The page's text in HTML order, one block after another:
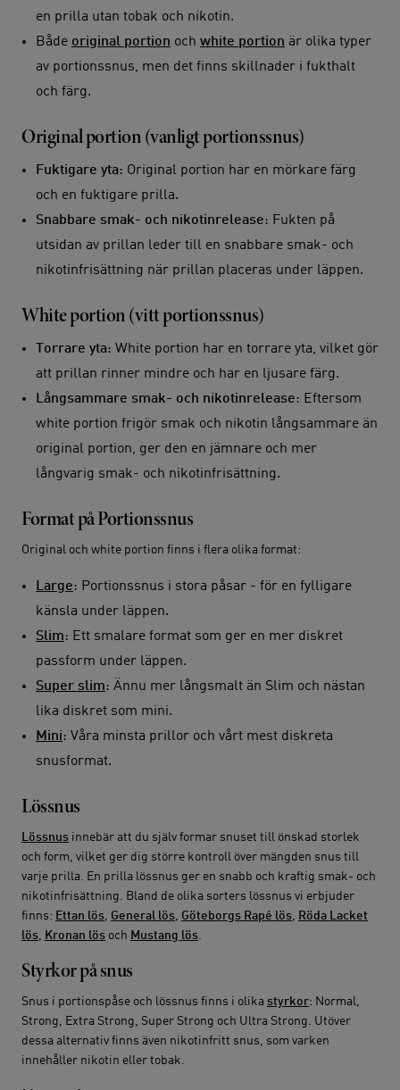
en prilla utan tobak och nikotin.
Både original portion och white portion är olika typer
av portionssnus, men det finns skillnader i fukthalt
och färg.
Original portion (vanligt portionssnus)
Fuktigare yta: Original portion har en mörkare färg
och en fuktigare prilla.
Snabbare smak- och nikotinrelease: Fukten på
utsidan av prillan leder till en snabbare smak- och
nikotinfrisättning när prillan placeras under läppen.
White portion (vitt portionssnus)
Torrare yta: White portion har en torrare yta, vilket gör
att prillan rinner mindre och har en ljusare färg.
Långsammare smak- och nikotinrelease: Eftersom
white portion frigör smak och nikotin långsammare än
original portion, ger den en jämnare och mer
långvarig smak- och nikotinfrisättning.
Format på Portionssnus
Original och white portion finns i flera olika format:
Large: Portionssnus i stora påsar - för en fylligare
känsla under läppen.
Slim: Ett smalare format som ger en mer diskret
passform under läppen.
Super slim: Ännu mer långsmalt än Slim och nästan
lika diskret som mini.
Mini: Våra minsta prillor och vårt mest diskreta
snusformat.
Lössnus
Lössnus innebär att du själv formar snuset till önskad storlek
och form, vilket ger dig större kontroll över mängden snus till
varje prilla. En prilla lössnus ger en snabb och kraftig smak- och
nikotinfrisättning. Bland de olika sorters lössnus vi erbjuder
finns: Ettan lös General lös Göteborgs Rapé lös
Röda Lacket
lös
Kronan lös och Mustang lös
Styrkor på snus
Snus i portionspåse och lössnus finns i olika styrkor: Normal,
Strong, Extra Strong, Super Strong och Ultra Strong. Utöver
dessa alternativ finns även nikotinfritt snus, som varken
innehåller nikotin eller tobak.